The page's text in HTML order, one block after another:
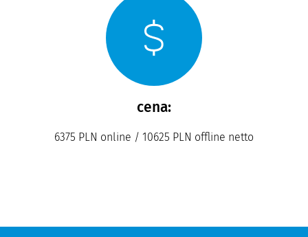
cena:
6375 PLN online / 10625 PLN offline netto